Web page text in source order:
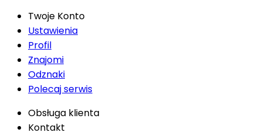
Twoje Konto
Ustawienia
Profil
Znajomi
Odznaki
Polecaj serwis
Obsługa klienta
Kontakt